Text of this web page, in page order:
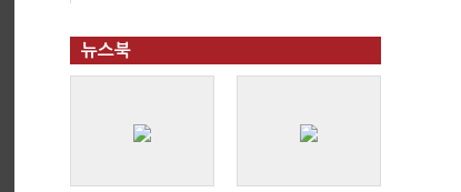
뉴스북